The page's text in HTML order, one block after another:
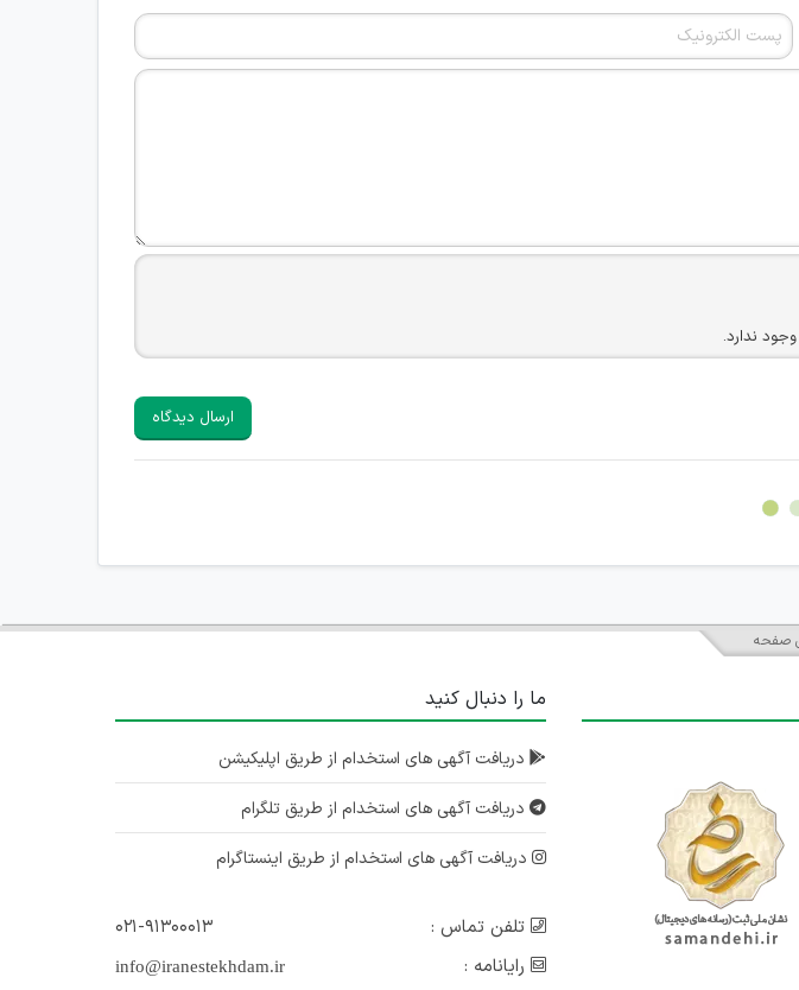
ندارد.
ارسال دیدگاه
صفحه
ما را دنبال کنید
دریافت آگهی های استخدام از طریق اپلیکیشن
دریافت آگهی های استخدام از طریق تلگرام
دریافت آگهی های استخدام از طریق اینستاگرام
تلفن تماس :
۰۲۱-۹۱۳۰۰۰۱۳
رایانامه :
info@iranestekhdam.ir